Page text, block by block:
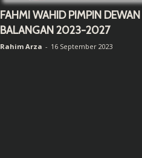
FAHMI WAHID PIMPIN DEWAN
BALANGAN 2023-2027
Rahim Arza - 16 September 2023